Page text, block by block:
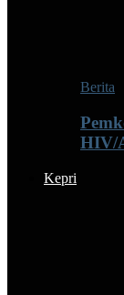
Berita
HIV/
Kepri